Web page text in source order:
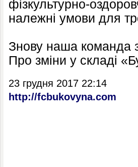
фізкультурно-
належні умови для
Знову наша команда
Про зміни у складі
23 грудня 2017 22:14
http://fcbukovyna.com